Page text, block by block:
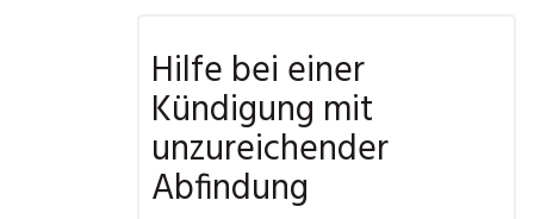
Hilfe bei einer
Kündigung mit
unzureichender
Abfindung